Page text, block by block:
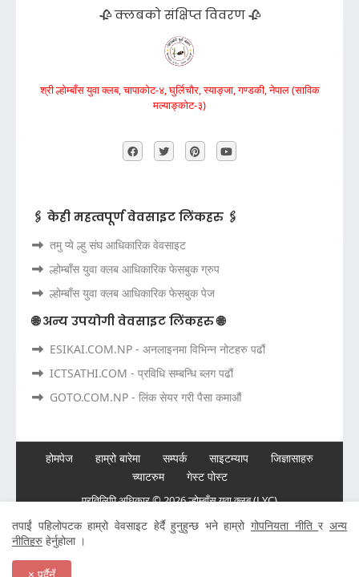
🥀 क्लबको संक्षिप्त विवरण 🥀
श्री ल्होम्बाँस युवा क्लब, चापाकोट-४, घुर्लिचौर, स्याङ्जा, गण्डकी, नेपाल (साविक
मल्याङ्कोट-३)
🖇️ केही महत्वपूर्ण वेवसाइट लिंकहरु 🖇️
तमु प्ये ल्हु संघ आधिकारिक वेवसाइट
ल्होम्बाँस युवा क्लब आधिकारिक फेसबुक ग्रुप
ल्होम्बाँस युवा क्लब आधिकारिक फेसबुक पेज
🌐 अन्य उपयोगी वेवसाइट लिंकहरु 🌐
ESIKAI.COM.NP - अनलाइनमा विभिन्न नोटहरु पढौं
ICTSATHI.COM - प्रविधि सम्बन्धि ब्लग पढौं
GOTO.COM.NP - लिंक सेयर गरी पैसा कमाऔं
होमपेज हाम्रो बारेमा सम्पर्क साइटम्याप
जिज्ञासाहरु
च्याटरुम
गेस्ट पोस्ट
प्रतिलिपि अधिकार ©2026 ल्होम्बाँस युवा क्लब (LYC)
🌐 वेवसाइट निर्माण/डिजाइनर/व्यवस्थापक:बिकास गुरुङ
तपाईं पहिलोपटक हाम्रो वेवसाइट हेर्दै हुनुहुन्छ भने हाम्रोगोपनियता नीतिरअन्य
नीतिहरु हेर्नुहोला ।